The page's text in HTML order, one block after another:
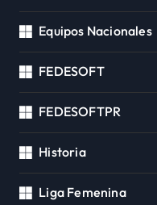
Equipos Nacionales
FEDESOFT
FEDESOFTPR
Historia
Liga Femenina